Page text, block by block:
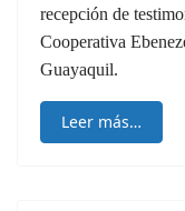
recepción de
Cooperativa
Guayaquil.
Leer más…